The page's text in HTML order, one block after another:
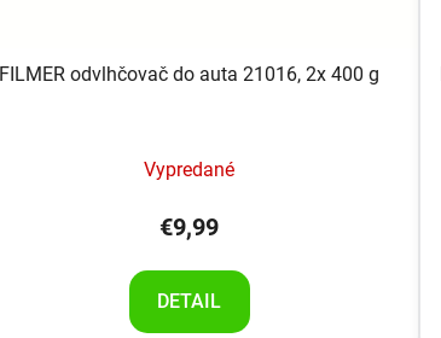
FILMER odvlhčovač do auta 21016, 2x 400 g
Vypredané
€9,99
DETAIL